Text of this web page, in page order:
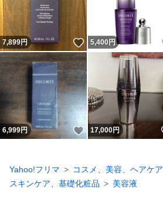
7,899円 いいね！
5,400 円
6,999円 いいね！
17,000円
Yahoo!フリマ
コスメ、美容、ヘアケア
スキンケア、基礎化粧品
美容液